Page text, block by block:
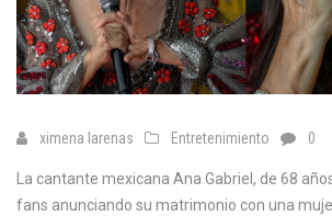
ximena larenas Entretenimiento 0
La cantante mexicana Ana Gabriel, de 68
fans anunciando su matrimonio con una